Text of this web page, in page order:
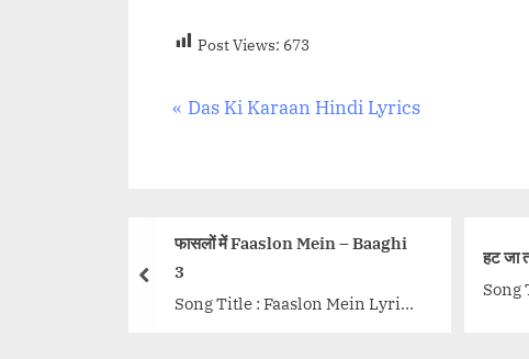
Post Views: 673
Post
P
i
u
Das Ki Karaan Hindi Lyrics
में Faaslon Mein – Baaghi
Title : Faaslon Mein Lyrics
हट जा ताऊ Hat Ja Tau Lyrics in
Song Title : Hat Ja Tau Lyrics
Singer: Sunidhi Chauhan
prev